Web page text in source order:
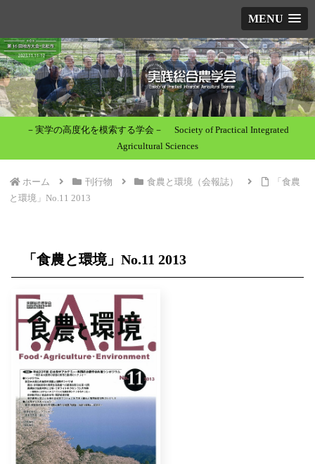
MENU
－実学の高度化を模索する学会－ Society of Practical Integrated
Agricultural Sciences
ホーム 刊行物 食農と環境（会報誌）
「食農
と環境」No.11 2013
「食農と環境」No.11 2013